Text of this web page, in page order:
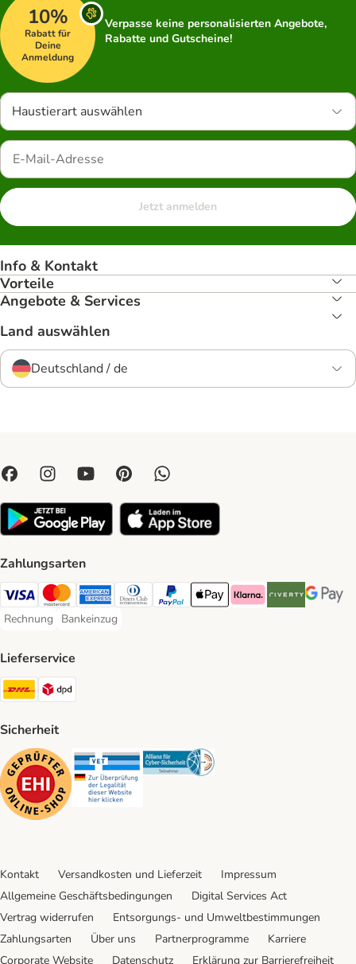
10%
Rabatt für
Deine
Anmeldung
Verpasse keine personalisierten Angebote,
Rabatte und Gutscheine!
Haustierart auswählen
Jetzt anmelden
Info & Kontakt
Vorteile
Angebote & Services
Land auswählen
Deutschland / de
Zahlungsarten
Visa Payment Method
Mastercard Payment Method
American Express Payment Method
Diners Club Payment Method
PayPal Payment Method
Apple Pay Payment Method
Klarna Payment Method
Riverty Payment
Google
Rechnung
Rechnung Payment Method
Bankeinzug
Bankeinzug Payment Method
Lieferservice
DHL Shipping Method
Sicherheit
Security Security Security
Kontakt Versandkosten und Lieferzeit
Impressum
Allgemeine Geschäftsbedingungen
Digital Services Act
Vertrag widerrufen
Entsorgungs- und Umweltbestimmungen
Zahlungsarten
Über uns Partnerprogramme
Karriere
Corporate Website
Datenschutz Erklärung zur Barrierefreiheit